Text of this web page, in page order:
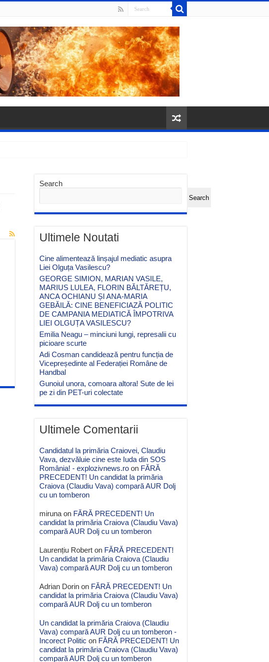
Search
Search
Ultimele Noutati
Cine alimentează linșajul mediatic asupra
Liei Olguța Vasilescu?
GEORGE SIMION, MARIAN VASILE,
MARIUS LULEA, FLORIN BĂLTĂREȚU,
ANCA OCHIANU ȘI ANA-MARIA
GEBĂILĂ: CINE BENEFICIAZĂ POLITIC
DE CAMPANIA MEDIATICĂ ÎMPOTRIVA
LIEI OLGUȚA VASILESCU?
Emilia Neagu – minciuni lungi, represalii cu
picioare scurte
Adi Cosman candidează pentru funcția de
Vicepreședinte al Federației Române de
Handbal
Gunoiul unora, comoara altora! Sute de lei
pe zi din PET-uri colectate
Ultimele Comentarii
Candidatul la primăria Craiovei, Claudiu
Vava, dezvăluie cine este Iuda din SOS
România! - explozivnews.ro on FĂRĂ
PRECEDENT! Un candidat la primăria
Craiova (Claudiu Vava) compară AUR Dolj
cu un tomberon
miruna on FĂRĂ PRECEDENT! Un
candidat la primăria Craiova (Claudiu Vava)
compară AUR Dolj cu un tomberon
Laurențiu Robert on FĂRĂ PRECEDENT!
Un candidat la primăria Craiova (Claudiu
Vava) compară AUR Dolj cu un tomberon
Adrian Dorin on FĂRĂ PRECEDENT! Un
candidat la primăria Craiova (Claudiu Vava)
compară AUR Dolj cu un tomberon
Un candidat la primăria Craiova (Claudiu
Vava) compară AUR Dolj cu un tomberon -
Incorect Politic on FĂRĂ PRECEDENT! Un
candidat la primăria Craiova (Claudiu Vava)
compară AUR Dolj cu un tomberon